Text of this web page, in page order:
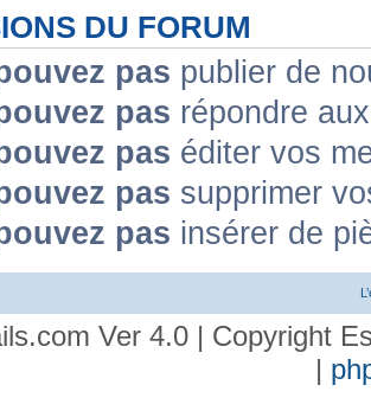
DU FORUM
pas publier de
pas répondre
pas éditer vos
pas supprimer
pas insérer de
Ver 4.0 | Copyright
|